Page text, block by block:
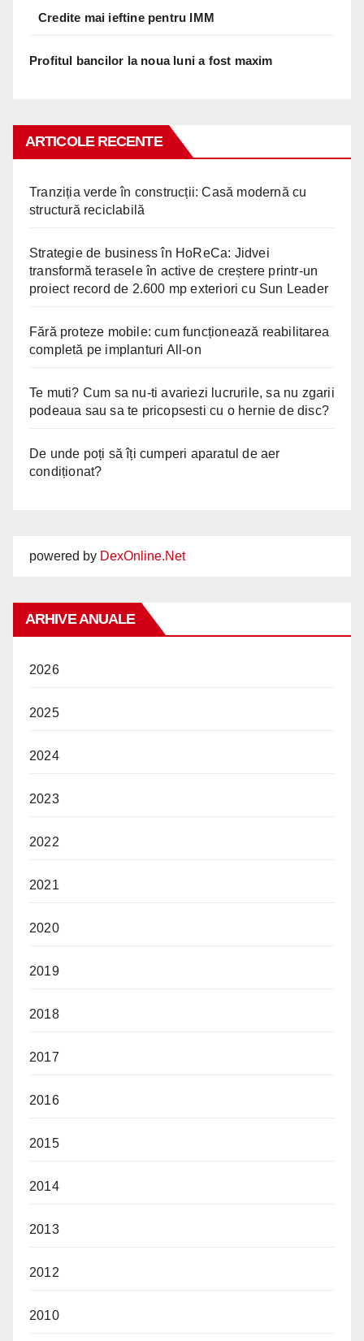
Credite mai ieftine pentru IMM
Profitul bancilor la noua luni a fost maxim
ARTICOLE RECENTE
Tranziția verde în construcții: Casă modernă cu
structură reciclabilă
Strategie de business în HoReCa: Jidvei
transformă terasele în active de creștere printr-un
proiect record de 2.600 mp exteriori cu Sun Leader
Fără proteze mobile: cum funcționează reabilitarea
completă pe implanturi All-on
Te muti? Cum sa nu-ti avariezi lucrurile, sa nu zgarii
podeaua sau sa te pricopsesti cu o hernie de disc?
De unde poți să îți cumperi aparatul de aer
condiționat?
powered by DexOnline.Net
ARHIVE ANUALE
2026
2025
2024
2023
2022
2021
2020
2019
2018
2017
2016
2015
2014
2013
2012
2010